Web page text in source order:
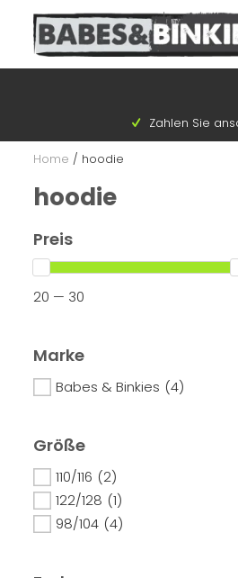
Zahlen Sie
Home / hoodie
hoodie
Preis
20 — 30
Marke
Babes & Binkies (4)
Größe
110/116 (2)
122/128 (1)
98/104 (4)